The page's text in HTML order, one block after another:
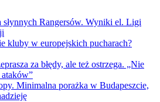
słynnych Rangersów. Wyniki el. Ligi
kluby w europejskich pucharach?
za błędy, ale też ostrzega. „Nie
Minimalna porażka w Budapeszcie,